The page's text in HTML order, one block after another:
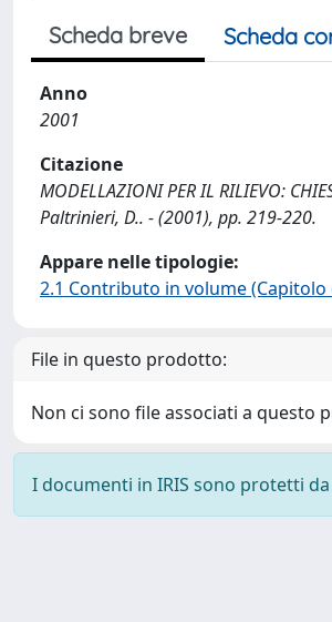
Scheda breve Scheda
Anno
2001
Citazione
MODELLAZIONI PER IL RILIEVO:
Paltrinieri, D.. - (2001), pp. 219-220.
Appare nelle tipologie:
2.1 Contributo in volume
File in questo prodotto:
Non ci sono file associati a questo
I documenti in IRIS sono protetti